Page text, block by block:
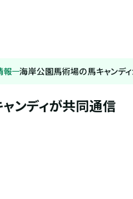
報 海岸公園馬術場の馬キャンデ
ンディが共同通信